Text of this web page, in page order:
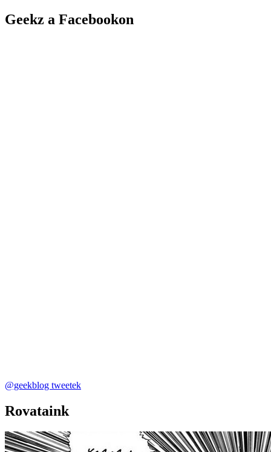
Geekz a Facebookon
@geekblog tweetek
Rovataink